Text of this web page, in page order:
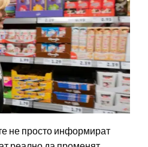
не просто информират